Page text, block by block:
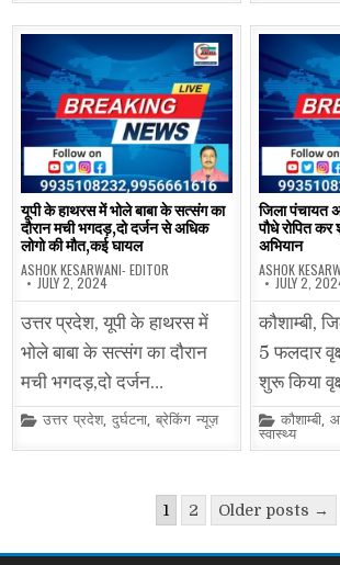
यूपी के हाथरस में भोले बाबा के सत्संग का
दौरान मची भगदड़,दो दर्जन से अधिक
लोगो की मौत,कई घायल
ASHOK KESARWANI- EDITOR
JULY 2, 2024
उत्तर प्रदेश, यूपी के हाथरस में
भोले बाबा के सत्संग का दौरान
मची भगदड़,दो दर्जन…
Posted
उत्तर प्रदेश,दुर्घटना,ब्रेकिंग न्यूज़
जिला पंचायत
पौधे रोपित कर
अभियान
ASHOK
JULY 2,
कौशाम्बी,
5 फलदार
शुरू किया
Posted
in
कौशाम्बी,
स्वास्थ्य
pagination
1 2 Older posts →